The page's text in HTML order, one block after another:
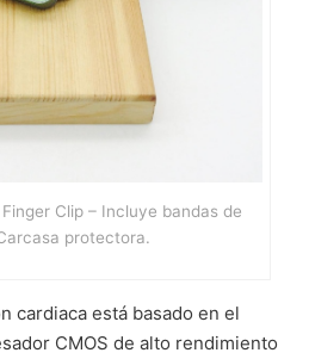
Clip – Incluye bandas de
protectora.
cardiaca está basado en el
CMOS de alto rendimiento